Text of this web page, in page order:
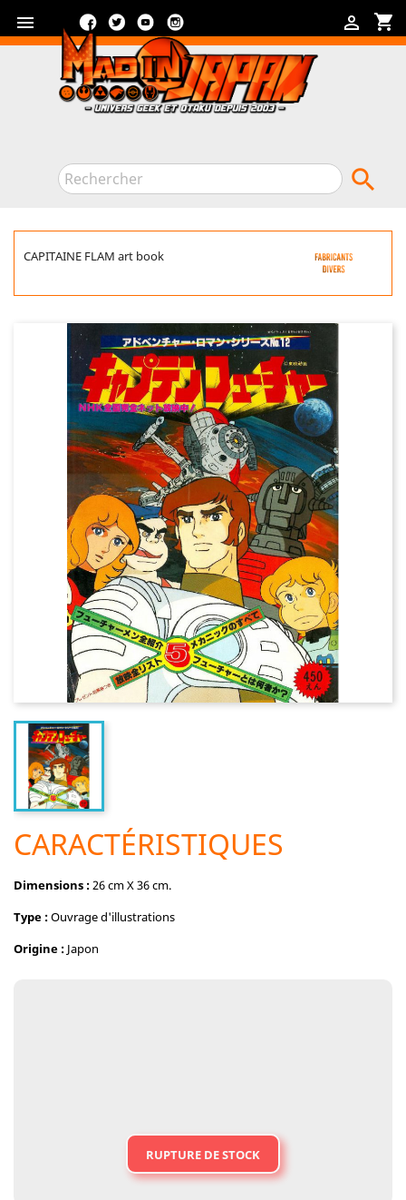
 shopping_cart

FacebookTwitterYouTube

CAPITAINE FLAM art book
CARACTÉRISTIQUES
Dimensions :26 cm X 36 cm.
Type :Ouvrage d'illustrations
Origine : Japon
RUPTURE DE STOCK